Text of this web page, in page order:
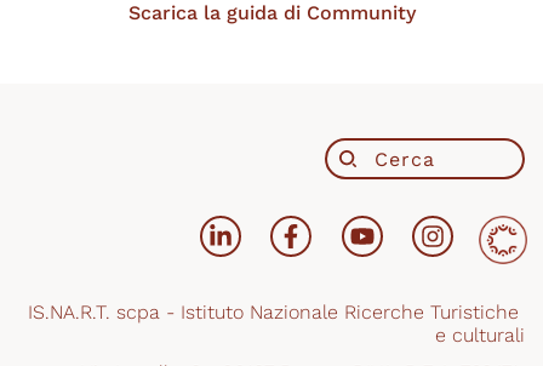
Scarica la guida di Community
IS.NA.R.T. scpa - Istituto Nazionale Ricerche Turistiche
e culturali